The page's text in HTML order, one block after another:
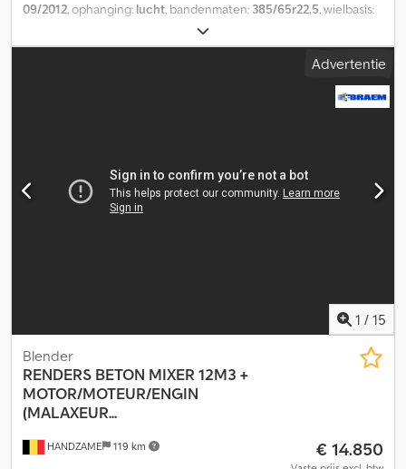
09/2012, ophanging: lucht, bandenmaten: 385/65r22,5, wielbasis:
, Algemene informatie Geschikt
materiaal: Beton Technische informatie Aantal cilinders: 6
Aandrijflijn Aandrijving: Wiel Motormerk: Deutz Asconfiguratie
Bandenmaat: 385/65r22,5 Ophanging: Luchtvering Achteras 1:
Gestuurd Gewichten Leeggewicht: 12.260 kg Laadvermogen:
Advertentie
1 / 15
HANDZAME 119 km
Blender
RENDERS BETON MIXER 12M3 +
MOTOR/MOTEUR/ENGIN
(MALAXEUR...
€ 14.850